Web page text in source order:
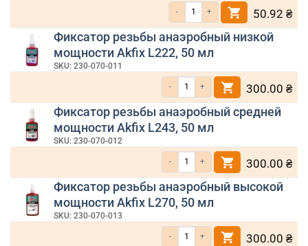
Количество товара Бита с
50.92 ₴
Фиксатор резьбы анаэробный низкой
мощности Akfix L222, 50 мл
SKU: 230-070-011
Количество товара Фиксатор резьбы
300.00 ₴
Фиксатор резьбы анаэробный средней
мощности Akfix L243, 50 мл
SKU: 230-070-012
Количество товара Фиксатор резьбы
300.00 ₴
Фиксатор резьбы анаэробный высокой
мощности Akfix L270, 50 мл
SKU: 230-070-013
Количество товара Фиксатор резьбы
300.00 ₴